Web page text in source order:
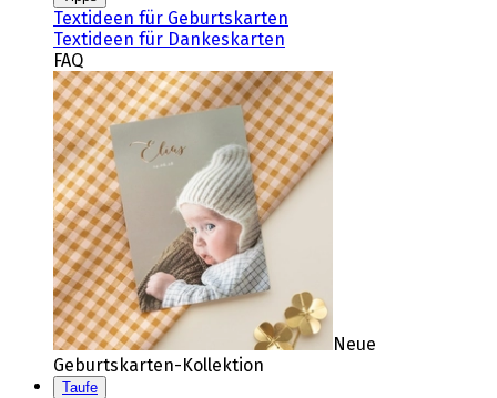
Textideen für Geburtskarten
Textideen für Dankeskarten
FAQ
Neue
Geburtskarten-Kollektion
Taufe